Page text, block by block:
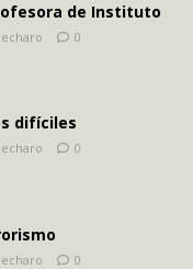
de Instituto
0
difíciles
0
0